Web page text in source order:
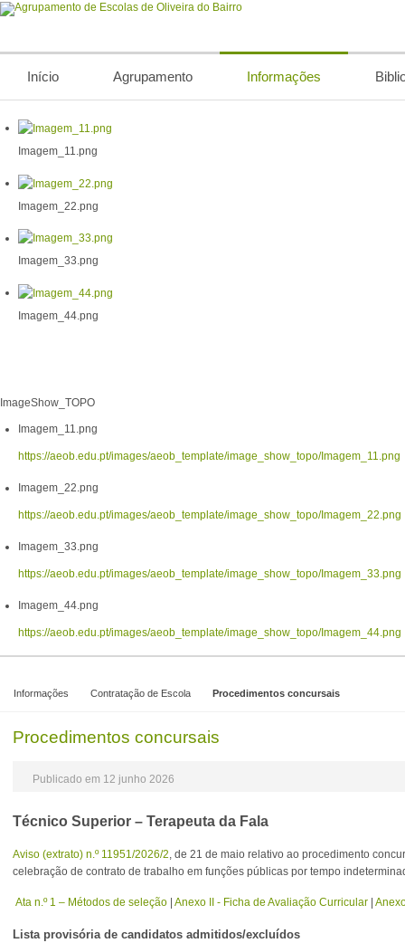
Início Agrupamento Informações
Imagem_11.png
Imagem_22.png
Imagem_33.png
Imagem_44.png
ImageShow_TOPO
Imagem_11.png
https://aeob.edu.pt/images/aeob_template/image_show_topo/Imagem_11.png
Imagem_22.png
https://aeob.edu.pt/images/aeob_template/image_show_topo/Imagem_22.png
Imagem_33.png
https://aeob.edu.pt/images/aeob_template/image_show_topo/Imagem_33.png
Imagem_44.png
https://aeob.edu.pt/images/aeob_template/image_show_topo/Imagem_44.png
Informações Contratação de Escola Procedimentos concursais
Procedimentos concursais
Publicado em 12 junho 2026
Técnico Superior – Terapeuta da Fala
Aviso (extrato) n.º 11951/2026/2, de 21 de maio relativo ao procedimento
celebração de contrato de trabalho em funções públicas por tempo
Ata n.º 1 – Métodos de seleção |Anexo II - Ficha de Avaliação Curricular |
Lista provisória de candidatos admitidos/excluídos